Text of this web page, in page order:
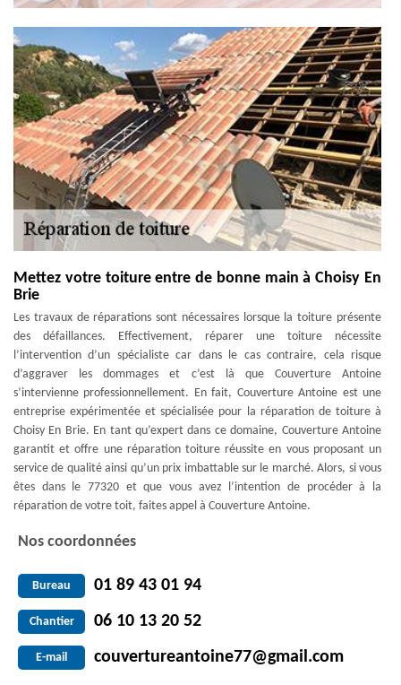
Mettez votre toiture entre de bonne main à Choisy En
Brie
Les travaux de réparations sont nécessaires lorsque la toiture présente
des défaillances. Effectivement, réparer une toiture nécessite
l’intervention d’un spécialiste car dans le cas contraire, cela risque
d’aggraver les dommages et c’est là que Couverture Antoine
s’intervienne professionnellement. En fait, Couverture Antoine est une
entreprise expérimentée et spécialisée pour la réparation de toiture à
Choisy En Brie. En tant qu’expert dans ce domaine, Couverture Antoine
garantit et offre une réparation toiture réussite en vous proposant un
service de qualité ainsi qu’un prix imbattable sur le marché. Alors, si vous
êtes dans le 77320 et que vous avez l’intention de procéder à la
réparation de votre toit, faites appel à Couverture Antoine.
Nos coordonnées
Bureau 01 89 43 01 94
Chantier 06 10 13 20 52
E-mail couvertureantoine77@gmail.com